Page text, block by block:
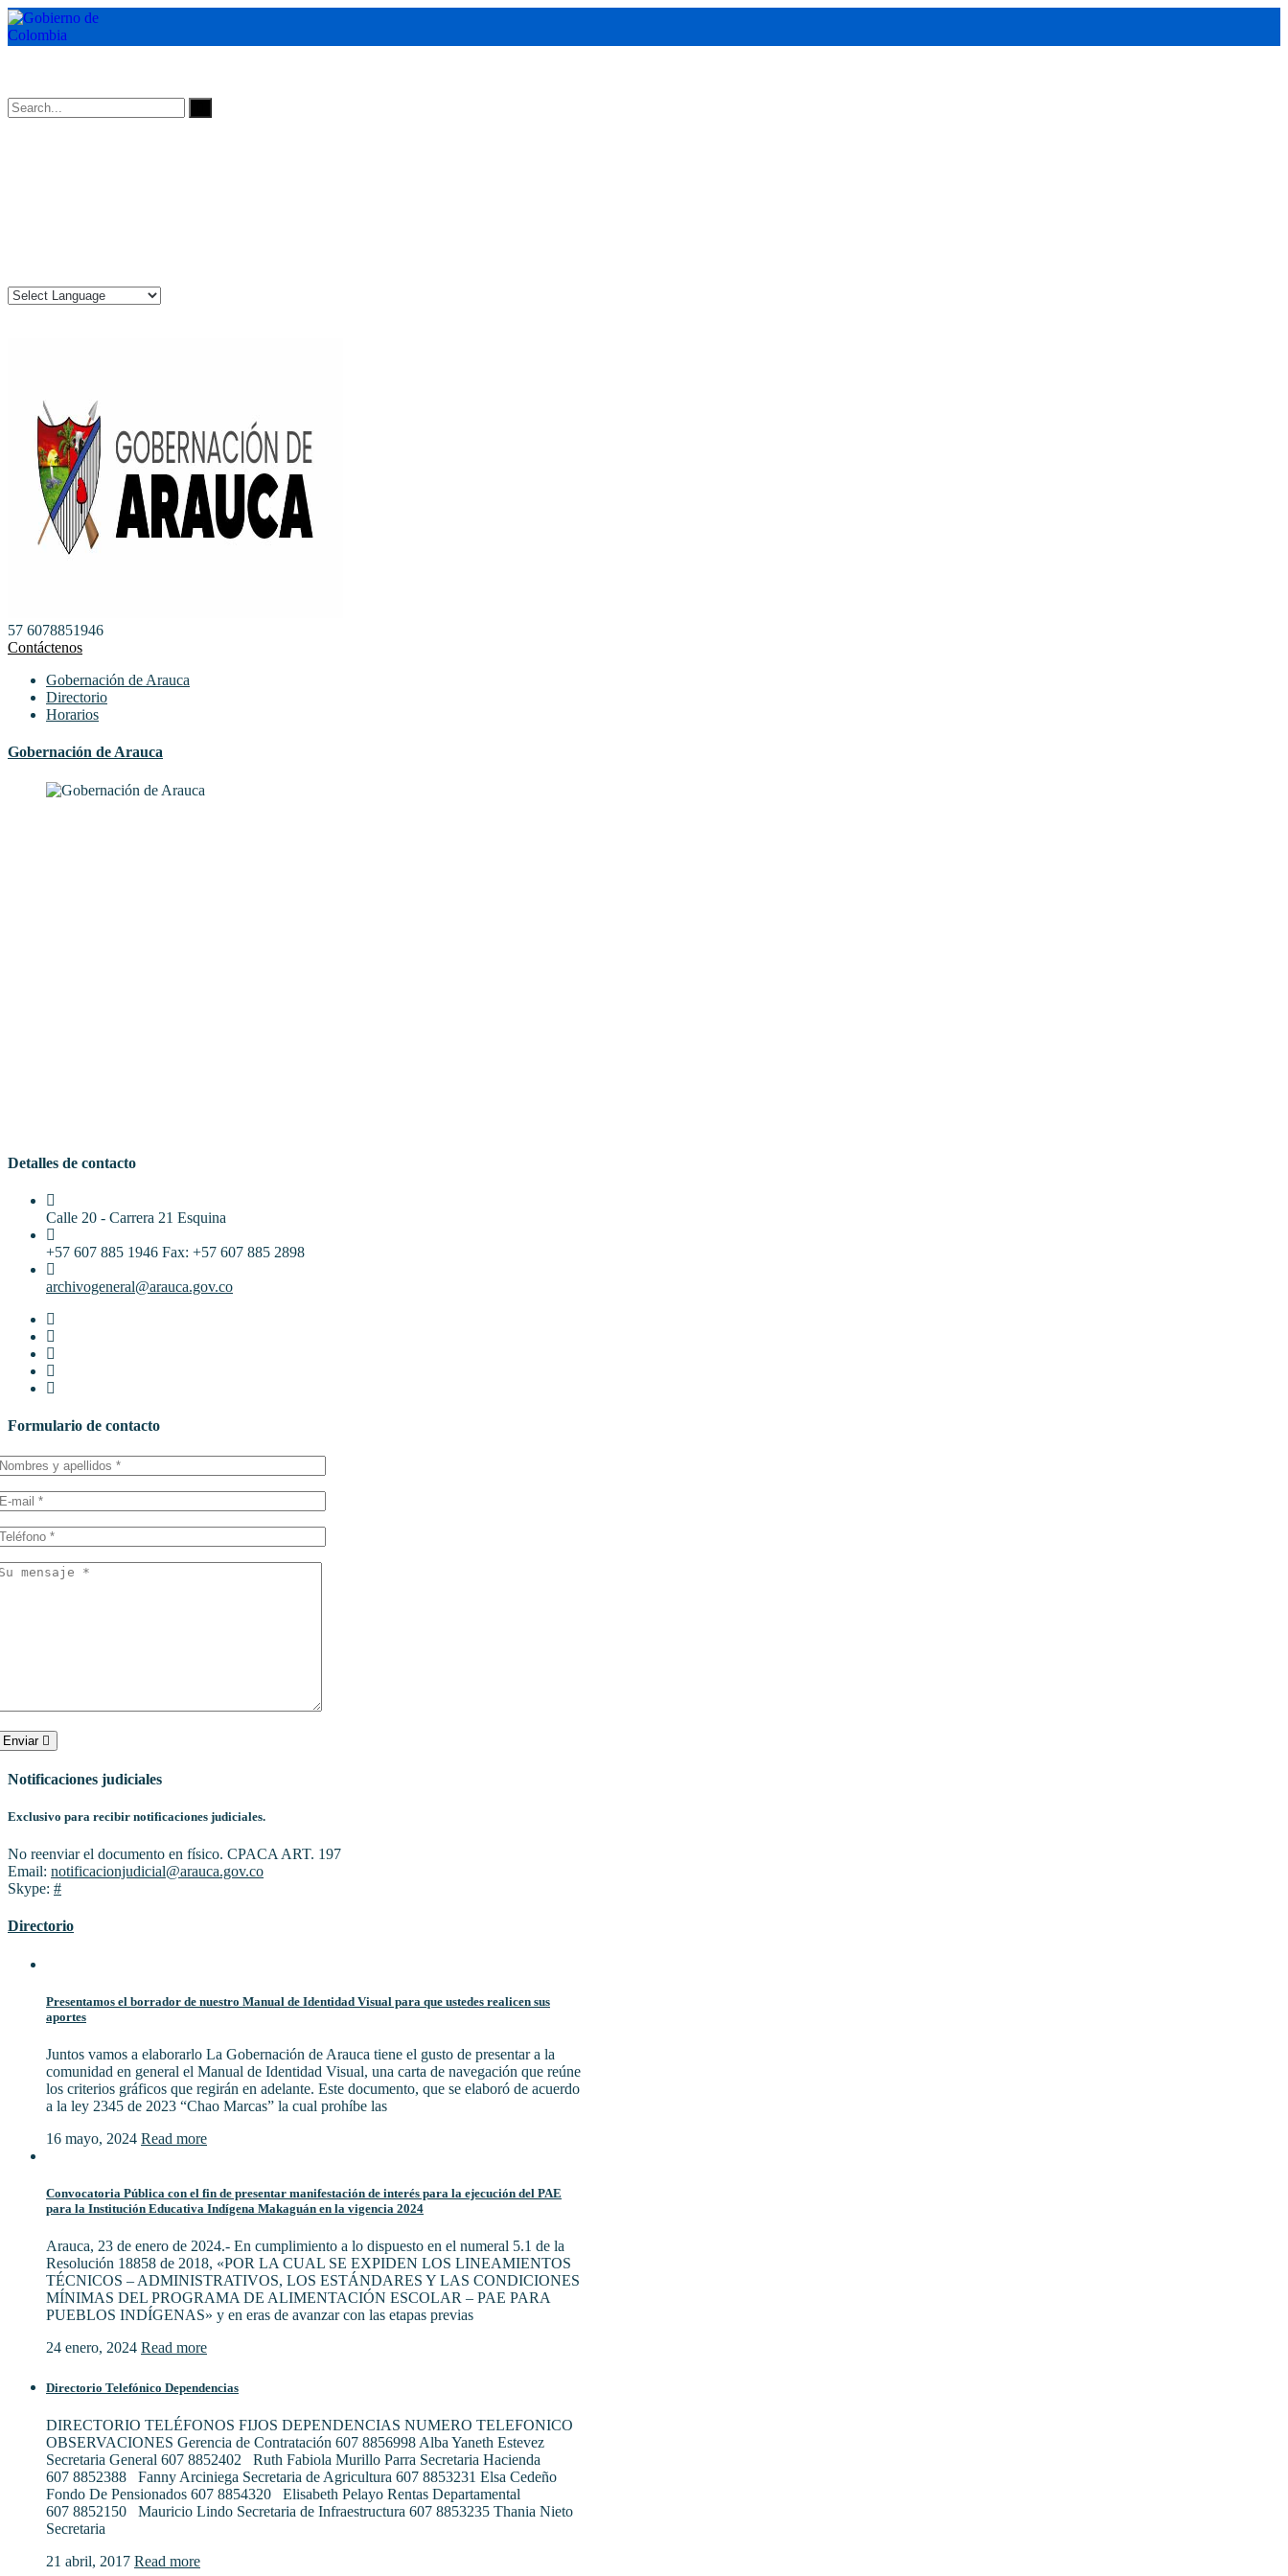
57 6078851946
Contáctenos
Gobernación de Arauca
Directorio
Horarios
Gobernación de Arauca
Detalles de contacto
Calle 20 - Carrera 21 Esquina
+57 607 885 1946 Fax: +57 607 885 2898
archivogeneral@arauca.gov.co
Formulario de contacto
Enviar
Notificaciones judiciales
Exclusivo para recibir notificaciones judiciales.
No reenviar el documento en físico. CPACA ART. 197
Email: notificacionjudicial@arauca.gov.co
Skype: #
Directorio
Presentamos el borrador de nuestro Manual de Identidad Visual para que ustedes realicen sus
aportes
Juntos vamos a elaborarlo La Gobernación de Arauca tiene el gusto de presentar a la
comunidad en general el Manual de Identidad Visual, una carta de navegación que reúne
los criterios gráficos que regirán en adelante. Este documento, que se elaboró de acuerdo
a la ley 2345 de 2023 “Chao Marcas” la cual prohíbe las
16 mayo, 2024 Read more
Convocatoria Pública con el fin de presentar manifestación de interés para la ejecución del PAE
para la Institución Educativa Indígena Makaguán en la vigencia 2024
Arauca, 23 de enero de 2024.- En cumplimiento a lo dispuesto en el numeral 5.1 de la
Resolución 18858 de 2018, «POR LA CUAL SE EXPIDEN LOS LINEAMIENTOS
TÉCNICOS – ADMINISTRATIVOS, LOS ESTÁNDARES Y LAS CONDICIONES
MÍNIMAS DEL PROGRAMA DE ALIMENTACIÓN ESCOLAR – PAE PARA
PUEBLOS INDÍGENAS» y en eras de avanzar con las etapas previas
24 enero, 2024 Read more
Directorio Telefónico Dependencias
DIRECTORIO TELÉFONOS FIJOS DEPENDENCIAS NUMERO TELEFONICO
OBSERVACIONES Gerencia de Contratación 607 8856998 Alba Yaneth Estevez
Secretaria General 607 8852402 Ruth Fabiola Murillo Parra Secretaria Hacienda
607 8852388 Fanny Arciniega Secretaria de Agricultura 607 8853231 Elsa Cedeño
Fondo De Pensionados 607 8854320 Elisabeth Pelayo Rentas Departamental
607 8852150 Mauricio Lindo Secretaria de Infraestructura 607 8853235 Thania Nieto
Secretaria
21 abril, 2017 Read more